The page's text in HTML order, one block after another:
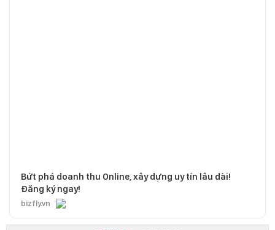
Bứt phá doanh thu Online, xây dựng uy tín lâu dài!
Đăng ký ngay!
bizfly.vn